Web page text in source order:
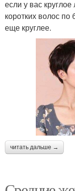
если у вас
коротких волос по
еще круглее.
читать дальше →